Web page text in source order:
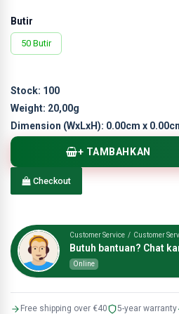
Butir
50 Butir
Stock: 100
Weight: 20,00g
Dimension (WxLxH): 0.00cm x
+ TAMBAHKAN
Checkout
Customer Service / Customer
Butuh bantuan? Chat
Online
Free shipping over €40 5-year warranty